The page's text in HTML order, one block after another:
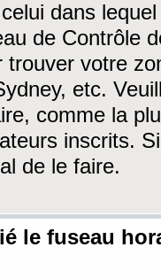
dans
de Contrôle
trouver votre
etc.
comme la
inscrits.
de le faire.
le fuseau